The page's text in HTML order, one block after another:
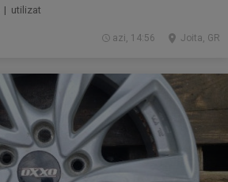
| utilizat
Joita, GR
azi, 14:56